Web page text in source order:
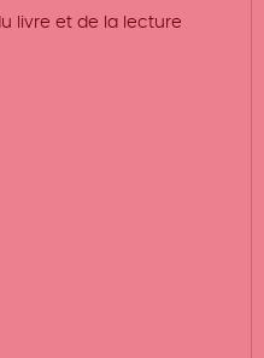
livre et de la lecture